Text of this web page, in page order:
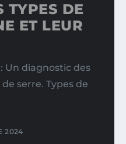
TYPES DE
ET LEUR
Un diagnostic des
serre. Types de
2024